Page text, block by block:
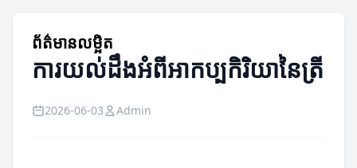
ព័ត៌មានលម្អិត
ការយល់ដឹងអំពីអាកប្បកិរិយានៃត្រី
2026-06-03 Admin